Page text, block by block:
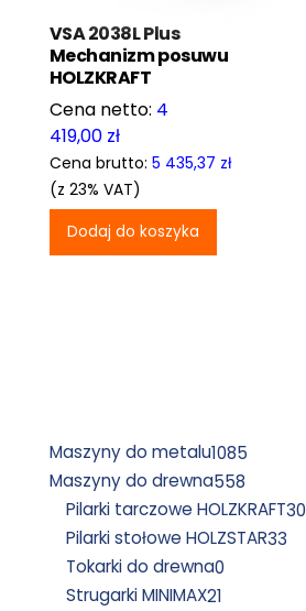
VSA 2038L Plus
Mechanizm posuwu
HOLZKRAFT
4
419,00 zł
Cena brutto: 5 435,37 zł
(z 23% VAT)
Dodaj do koszyka
Maszyny do metalu1085
Maszyny do drewna558
Pilarki tarczowe HOLZKRAFT30
Pilarki stołowe HOLZSTAR33
Tokarki do drewna0
Strugarki MINIMAX21